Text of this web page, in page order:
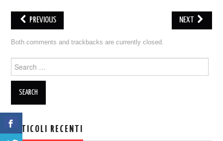
PREVIOUS NEXT
Both comments and trackbacks are currently closed.
Search for:
ARTICOLI RECENTI